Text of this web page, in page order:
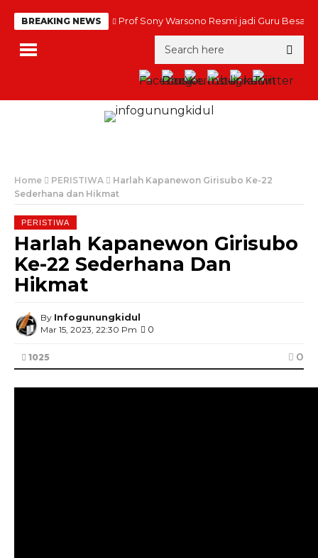
BREAKING NEWS Prof Sony Warsono Resmi jadi Guru Besar
Home PERISTIWA
Harlah Kapanewon Girisubo Ke-22
Sederhana dan Hikmat
PERISTIWA
Harlah Kapanewon Girisubo
Ke-22 Sederhana Dan
Hikmat
By Infogunungkidul
Mar 15, 2023, 22:30 Pm 0
1025 0